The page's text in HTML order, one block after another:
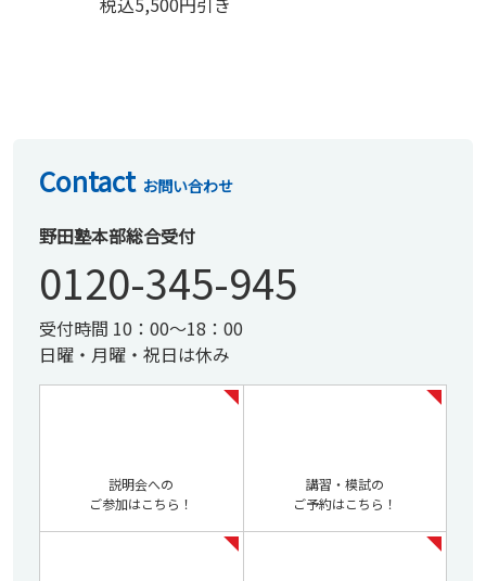
Contact お問い合わせ
野田塾本部総合受付
0120-345-945
受付時間 10：00～18：00
日曜・月曜・祝日は休み
説明会への
ご参加はこちら！
講習・模試の
ご予約はこちら！